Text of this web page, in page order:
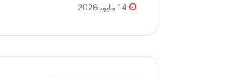
14 مايو، 2026